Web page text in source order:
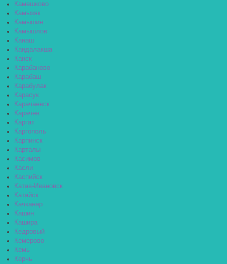
Камешково
Камызяк
Камышин
Камышлов
Канаш
Кандалакша
Канск
Карабаново
Карабаш
Карабулак
Карасук
Карачаевск
Карачев
Каргат
Каргополь
Карпинск
Карталы
Касимов
Касли
Каспийск
Катав-Ивановск
Катайск
Качканар
Кашин
Кашира
Кедровый
Кемерово
Кемь
Керчь